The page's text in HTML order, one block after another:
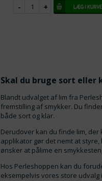
Skal du bruge sort eller
Blandt udvalget af lim fra
fremstilling af smykker. Du
både sort og klar.
Derudover kan du finde lim,
applikator gør det nemt at
ønsker at pålime en
Hos Perleshoppen kan du
eksempelvis vores store